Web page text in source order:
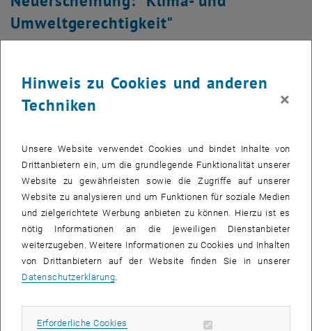
Umweltgerechtigkeit"
Hinweis zu Cookies und anderen
Techniken
×
Unsere Website verwendet Cookies und bindet Inhalte von
Drittanbietern ein, um die grundlegende Funktionalität unserer
Website zu gewährleisten sowie die Zugriffe auf unserer
Website zu analysieren und um Funktionen für soziale Medien
und zielgerichtete Werbung anbieten zu können. Hierzu ist es
nötig Informationen an die jeweiligen Dienstanbieter
weiterzugeben. Weitere Informationen zu Cookies und Inhalten
von Drittanbietern auf der Website finden Sie in unserer
Datenschutzerklärung
Erforderliche Cookies Erforderliche Cookies zulassen